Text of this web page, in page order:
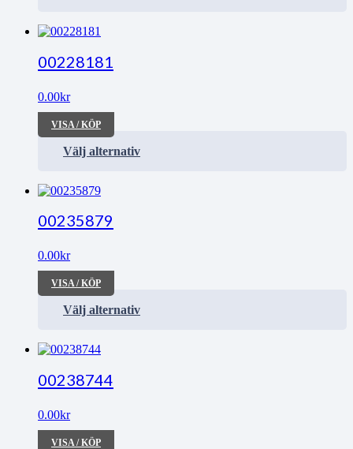
00228181
0.00kr
VISA / KÖP
Välj alternativ
00235879
0.00kr
VISA / KÖP
Välj alternativ
00238744
0.00kr
VISA / KÖP